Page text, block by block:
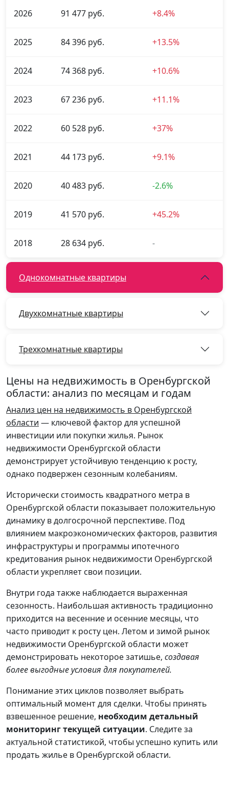
2026 91 477 руб. +8.4%
2025 84 396 руб. +13.5%
2024 74 368 руб. +10.6%
2023 67 236 руб. +11.1%
2022 60 528 руб. +37%
2021 44 173 руб. +9.1%
2020 40 483 руб. -2.6%
2019 41 570 руб. +45.2%
2018 28 634 руб. -
Однокомнатные квартиры
Двухкомнатные квартиры
Трехкомнатные квартиры
Цены на недвижимость в Оренбургской
области: анализ по месяцам и годам
Анализ цен на недвижимость в Оренбургской
области — ключевой фактор для успешной
инвестиции или покупки жилья. Рынок
недвижимости Оренбургской области
демонстрирует устойчивую тенденцию к росту,
однако подвержен сезонным колебаниям.
Исторически стоимость квадратного метра в
Оренбургской области показывает положительную
динамику в долгосрочной перспективе. Под
влиянием макроэкономических факторов, развития
инфраструктуры и программы ипотечного
кредитования рынок недвижимости Оренбургской
области укрепляет свои позиции.
Внутри года также наблюдается выраженная
сезонность. Наибольшая активность традиционно
приходится на весенние и осенние месяцы, что
часто приводит к росту цен. Летом и зимой рынок
недвижимости Оренбургской области может
демонстрировать некоторое затишье, создавая
более выгодные условия для покупателей.
Понимание этих циклов позволяет выбрать
оптимальный момент для сделки. Чтобы принять
взвешенное решение, необходим детальный
мониторинг текущей ситуации. Следите за
актуальной статистикой, чтобы успешно купить или
продать жилье в Оренбургской области.